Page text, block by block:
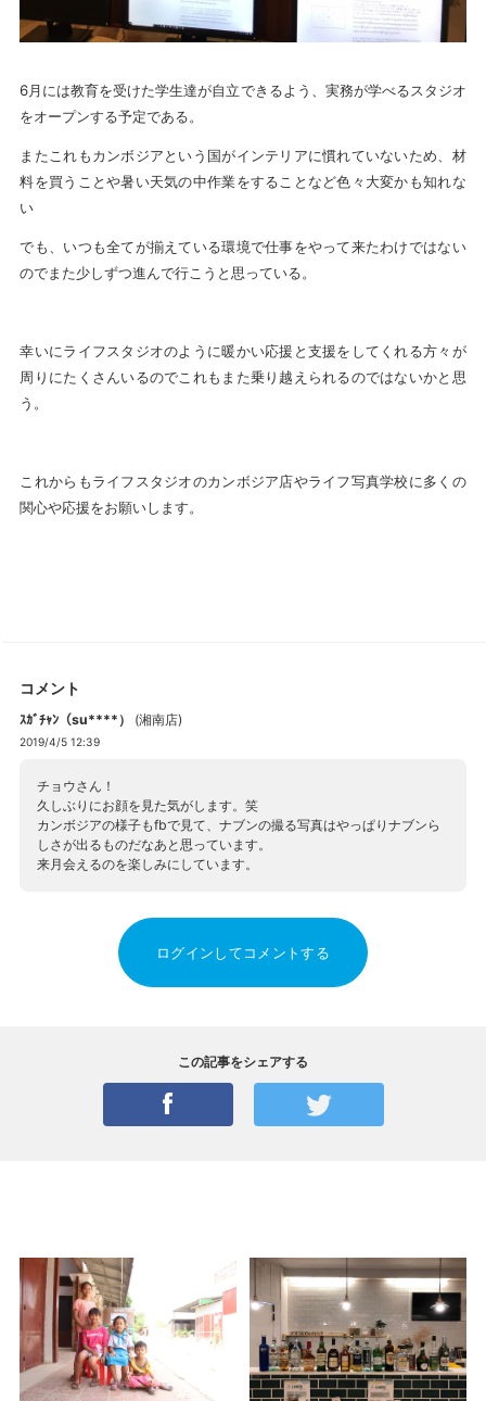
6月には教育を受けた学生達が自立できるよう、実務が学べるスタジオ
をオープンする予定である。
またこれもカンボジアという国がインテリアに慣れていないため、材
料を買うことや暑い天気の中作業をすることなど色々大変かも知れな
い
でも、いつも全てが揃えている環境で仕事をやって来たわけではない
のでまた少しずつ進んで行こうと思っている。
幸いにライフスタジオのように暖かい応援と支援をしてくれる方々が
周りにたくさんいるのでこれもまた乗り越えられるのではないかと思
う。
これからもライフスタジオのカンボジア店やライフ写真学校に多くの
関心や応援をお願いします。
コメント
ｽｶﾞﾁｬﾝ（su****） (湘南店)
2019/4/5 12:39
チョウさん！
久しぶりにお顔を見た気がします。笑
カンボジアの様子もfbで見て、ナブンの撮る写真はやっぱりナブンら
しさが出るものだなあと思っています。
来月会えるのを楽しみにしています。
ログインしてコメントする
この記事をシェアする